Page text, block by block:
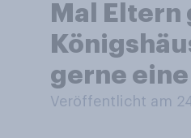
Mal
gerne
Veröffentlicht am